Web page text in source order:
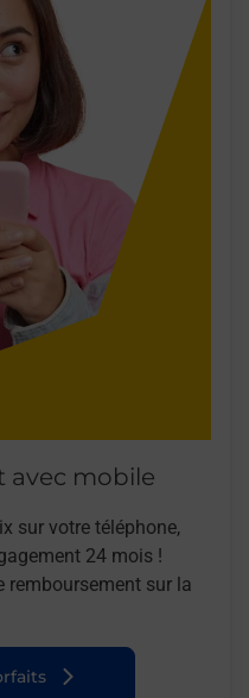
avec mobile
sur votre téléphone,
24 mois !
remboursement sur la